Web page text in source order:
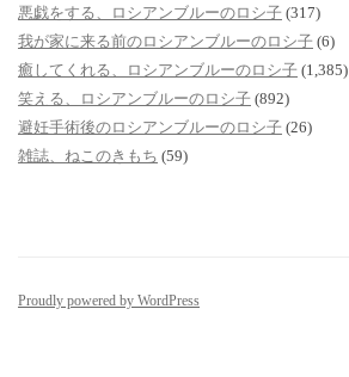
悪戯をする、ロシアンブルーのロシ子 (317)
我が家に来る前のロシアンブルーのロシ子 (6)
癒してくれる、ロシアンブルーのロシ子 (1,385)
笑える、ロシアンブルーのロシ子 (892)
避妊手術後のロシアンブルーのロシ子 (26)
雑誌、ねこのきもち (59)
Proudly powered by WordPress